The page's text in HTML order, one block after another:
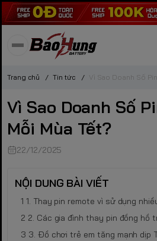
Trang chủ / Tin tức / Vì Sao Doanh Số
Vì Sao Doanh Số
Mỗi Mùa Tết?
22/12/2025
NỘI DUNG BÀI VIẾT
1. Thay pin remote vì sử dụng
2. Các gia đình thay pin đồng hồ
3. Đồ chơi trẻ em tăng mạnh dịp